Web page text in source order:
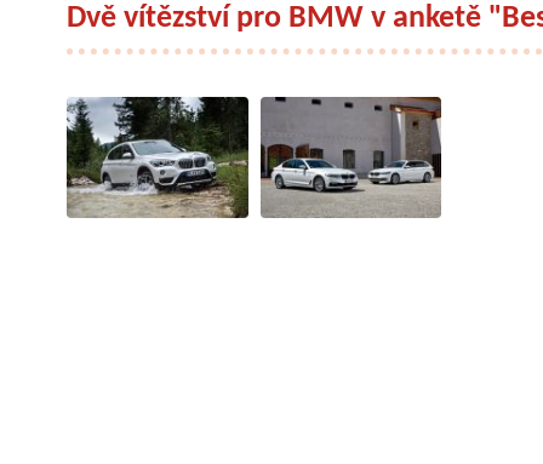
Dvě vítězství pro BMW v anketě